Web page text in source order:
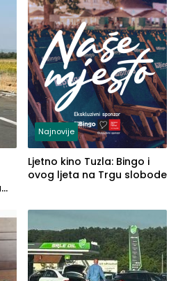
Najnovije
Ljetno kino Tuzla: Bingo i
ovog ljeta na Trgu slobode